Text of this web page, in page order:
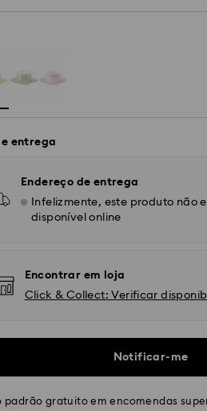
entrega
Endereço de entrega
Infelizmente, este produto não
disponível online
Encontrar em loja
Click & Collect: Verificar
Notificar-me
padrão gratuito em encomendas